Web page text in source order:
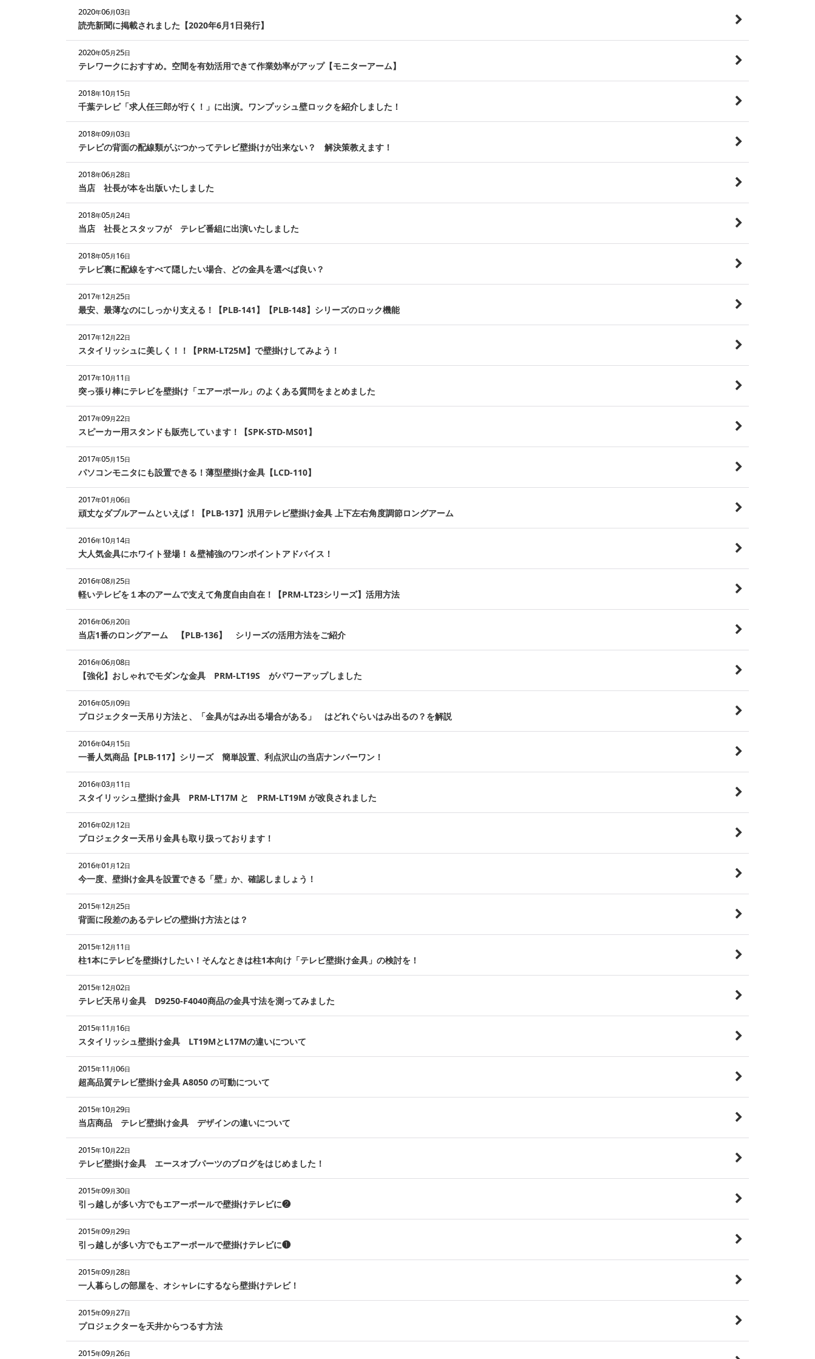
2020年06月03日
読売新聞に掲載されました【2020年6月1日発行】
2020年05月25日
テレワークにおすすめ。空間を有効活用できて作業効率がアップ【モニターアーム】
2018年10月 15日
千葉テレビ「求人任三郎が行く！」に出演。ワンプッシュ壁ロックを紹介しました！
2018年09月03日
テレビの背面の配線類がぶつかってテレビ壁掛けが出来ない？ 解決策教えます！
2018年06月28日
当店 社長が本を出版いたしました
2018年05月24日
当店 社長とスタッフが テレビ番組に出演いたしました
2018年05月 16日
テレビ裏に配線をすべて隠したい場合、どの金具を選べば良い？
2017年12月25日
最安、最薄なのにしっかり支える！【PLB-141】【PLB-148】シリーズのロック機能
2017年12月22日
スタイリッシュに美しく！！【PRM-LT25M】で壁掛けしてみよう！
2017年10月 11 日
突っ張り棒にテレビを壁掛け「エアーポール」のよくある質問をまとめました
2017年09月22日
スピーカー用スタンドも販売しています！【SPK-STD-MS01】
2017年05月 15日
パソコンモニタにも設置できる！薄型壁掛け金具【LCD-110】
2017年01 月06日
頑丈なダブルアームといえば！【PLB-137】汎用テレビ壁掛け金具 上下左右角度調節ロングアーム
2016年10月 14日
大人気金具にホワイト登場！＆壁補強のワンポイントアドバイス！
2016年08月25日
軽いテレビを１本のアームで支えて角度自由自在！【PRM-LT23シリーズ】活用方法
2016年06月20日
当店1番のロングアーム 【PLB-136】 シリーズの活用方法をご紹介
2016年06月08日
【強化】おしゃれでモダンな金具 PRM-LT19S がパワーアップしました
2016年05月09日
プロジェクター天吊り方法と、「金具がはみ出る場合がある」 はどれぐらいはみ出るの？を解説
2016年04月 15日
一番人気商品【PLB-117】シリーズ 簡単設置、利点沢山の当店ナンバーワン！
2016年03月 11 日
スタイリッシュ壁掛け金具 PRM-LT17M と PRM-LT19M が改良されました
2016年02月 12日
プロジェクター天吊り金具も取り扱っております！
2016年01 月 12日
今一度、壁掛け金具を設置できる「壁」か、確認しましょう！
2015年12月25日
背面に段差のあるテレビの壁掛け方法とは？
2015年12月 11 日
柱1本にテレビを壁掛けしたい！そんなときは柱1本向け「テレビ壁掛け金具」の検討を！
2015年12月02日
テレビ天吊り金具 D9250-F4040商品の金具寸法を測ってみました
2015年11 月 16日
スタイリッシュ壁掛け金具 LT19MとL17Mの違いについて
2015年11 月06日
超高品質テレビ壁掛け金具 A8050 の可動について
2015年10月29日
当店商品 テレビ壁掛け金具 デザインの違いについて
2015年10月22日
テレビ壁掛け金具 エースオブパーツのブログをはじめました！
2015年09月30日
引っ越しが多い方でもエアーポールで壁掛けテレビに❷
2015年09月29日
引っ越しが多い方でもエアーポールで壁掛けテレビに❶
2015年09月28日
一人暮らしの部屋を、オシャレにするなら壁掛けテレビ！
2015年09月27日
プロジェクターを天井からつるす方法
2015年09月26日